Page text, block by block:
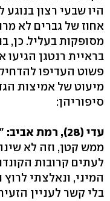
אחוז של גברים לא
מסופקות בעליל. כן,
בראיית רנטגן
פשוט העדיפו
מיעוט של אמיצות
סיפוריהן:
עדי (28), רמת אביב:
ממש קטן, וזה לא
לעתים קרובות
המיני, ונאלצתי לרוץ
בלי קשר לעניין